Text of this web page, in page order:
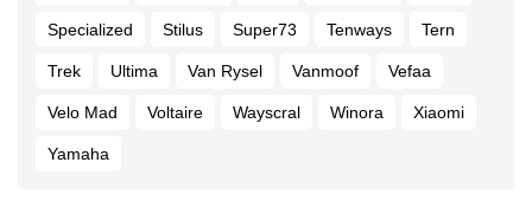
Specialized Stilus Super73 Tenways Tern
Trek Ultima Van Rysel Vanmoof Vefaa
Velo Mad Voltaire Wayscral Winora Xiaomi
Yamaha